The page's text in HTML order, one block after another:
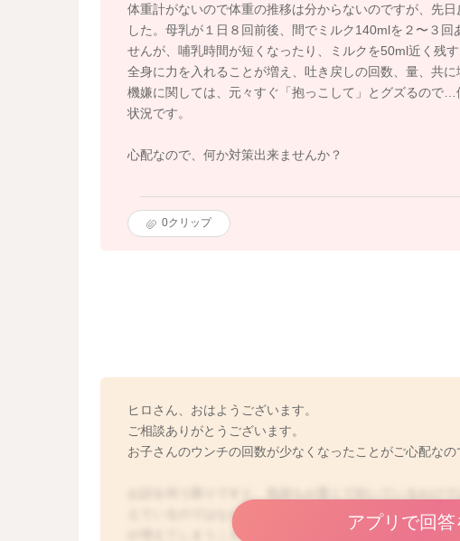
体重計がないので体重の推移は分からないのですが、先
した。母乳が１日８回前後、間でミルク140mlを２〜３
せんが、哺乳時間が短くなったり、ミルクを50ml近く残す
全身に力を入れることが増え、吐き戻しの回数、量、共に
機嫌に関しては、元々すぐ「抱っこして」とグズるので
状況です。
心配なので、何か対策出来ませんか？
0クリップ
ヒロさん、おはようございます。
ご相談ありがとうございます。
お子さんのウンチの回数が少なくなったことがご心配なの
えているのではないかと思います。お子さんの胃はまだ
が増えてしまうこともよくあります。便秘には、やって
アプリで回答